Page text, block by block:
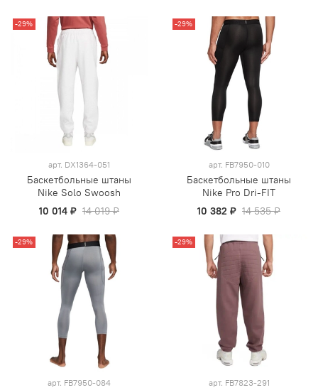
-29%
арт. DX1364-051
Баскетбольные штаны
Nike Solo Swoosh
10 014 ₽ 14 019 ₽
-29%
арт. FB7950-010
Баскетбольные штаны
Nike Pro Dri-FIT
10 382 ₽ 14 535 ₽
-29%
арт. FB7950-084
-29%
арт. FB7823-291